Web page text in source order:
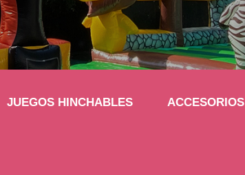
JUEGOS HINCHABLES ACCESORIOS